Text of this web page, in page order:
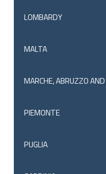
LOMBARDY
MALTA
MARCHE, ABRUZZO
PIEMONTE
PUGLIA